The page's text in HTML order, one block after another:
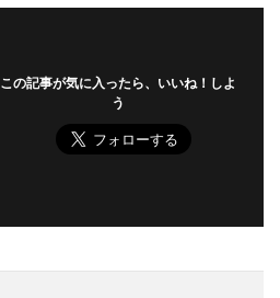
この記事が気に入ったら、いいね！しよ
う